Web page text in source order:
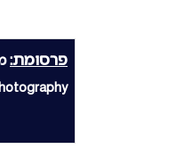
פרסומת: